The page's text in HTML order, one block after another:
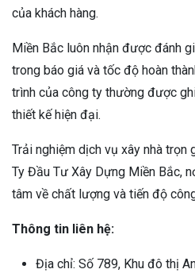
của khách hàng.
Miền Bắc luôn nhận được đánh
trong báo giá và tốc độ hoàn
trình của công ty thường được
thiết kế hiện đại.
Trải nghiệm dịch vụ xây nhà trọn
Ty Đầu Tư Xây Dựng Miền Bắc,
tâm về chất lượng và tiến độ
Thông tin liên hệ:
Địa chỉ: Số 789, Khu đô thị